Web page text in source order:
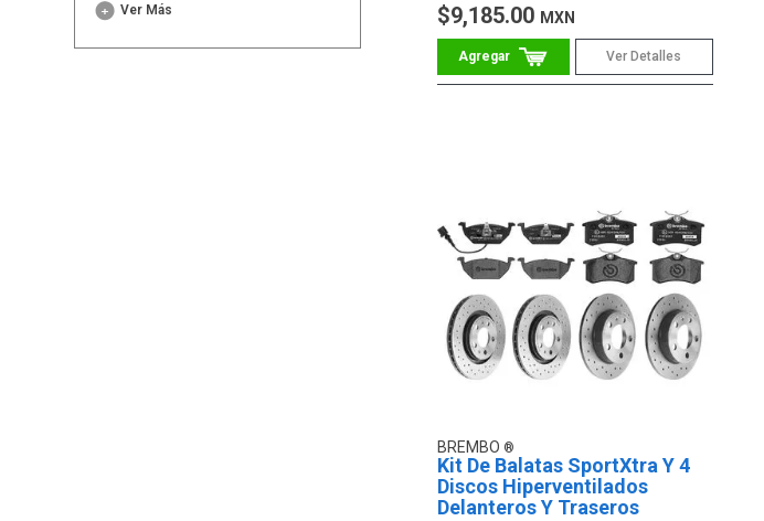
Ver Más $9,185.00 MXN
Ver Detalles
BREMBO
Kit De Balatas SportXtra Y 4
Discos Hiperventilados
Delanteros Y Traseros